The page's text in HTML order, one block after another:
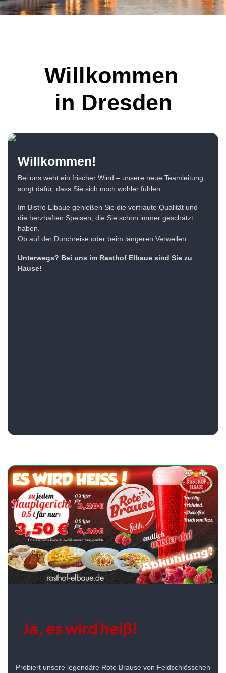
Willkommen
in Dresden
Willkommen!
Bei uns weht ein frischer Wind – unsere neue Teamleitung
sorgt dafür, dass Sie sich noch wohler fühlen.
Im Bistro Elbaue genießen Sie die vertraute Qualität und
die herzhaften Speisen, die Sie schon immer geschätzt
haben.
Ob auf der Durchreise oder beim längeren Verweilen:
Unterwegs? Bei uns im Rasthof Elbaue sind Sie zu
Hause!
Ja, es wird heiß!
Probiert unsere legendäre Rote Brause von Feldschlösschen